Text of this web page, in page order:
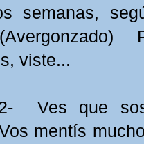
semanas,
viste...
Ves que
mentís